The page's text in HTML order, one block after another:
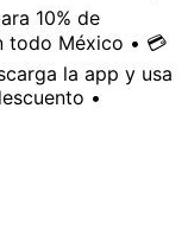
10% de
todo México • 💳
la app y usa
•